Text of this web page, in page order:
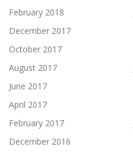
February 2018
December 2017
October 2017
August 2017
June 2017
April 2017
February 2017
December 2016